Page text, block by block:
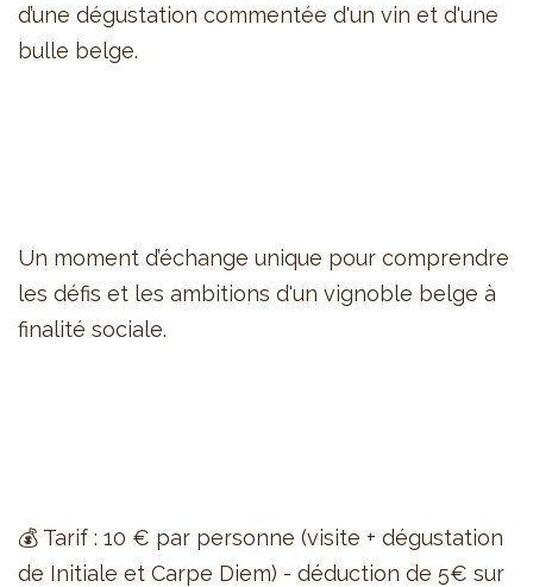
d’une dégustation commentée d'un vin et d'une
bulle belge.
Un moment d’échange unique pour comprendre
les défis et les ambitions d'un vignoble belge à
finalité sociale.
💰 Tarif : 10 € par personne (visite + dégustation
de Initiale et Carpe Diem) - déduction de 5€ sur